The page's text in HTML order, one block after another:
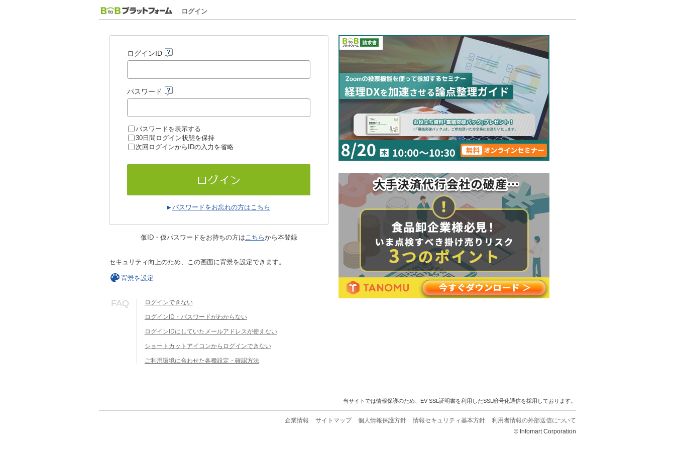
ログイン
ログインID
パスワード
パスワードを表示する
30日間ログイン状態を保持
次回ログインからIDの入力を省略
パスワードをお忘れの方はこちら
仮ID・仮パスワードをお持ちの方はこちらから本登録
セキュリティ向上のため、この画面に背景を設定できます。
背景を設定
FAQ ログインできない
ログインID・パスワードがわからない
ログインIDにしていたメールアドレスが使えない
ショートカットアイコンからログインできない
ご利用環境に合わせた各種設定・確認方法
当サイトでは情報保護のため、EV SSL証明書を利用したSSL暗号化通信を採用しております。
企業情報 サイトマップ 個人情報保護方針 情報セキュリティ基本方針
利用者情報の外部送信について
© Infomart Corporation